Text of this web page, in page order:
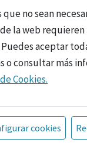
no sean
la web
aceptar
o consultar más
Cookies.
incluida en la
del mercado
profesionales
cookies